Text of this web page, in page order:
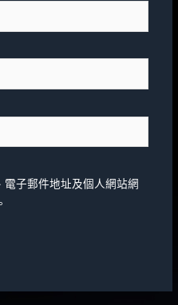
電子郵件地址及個人網站網